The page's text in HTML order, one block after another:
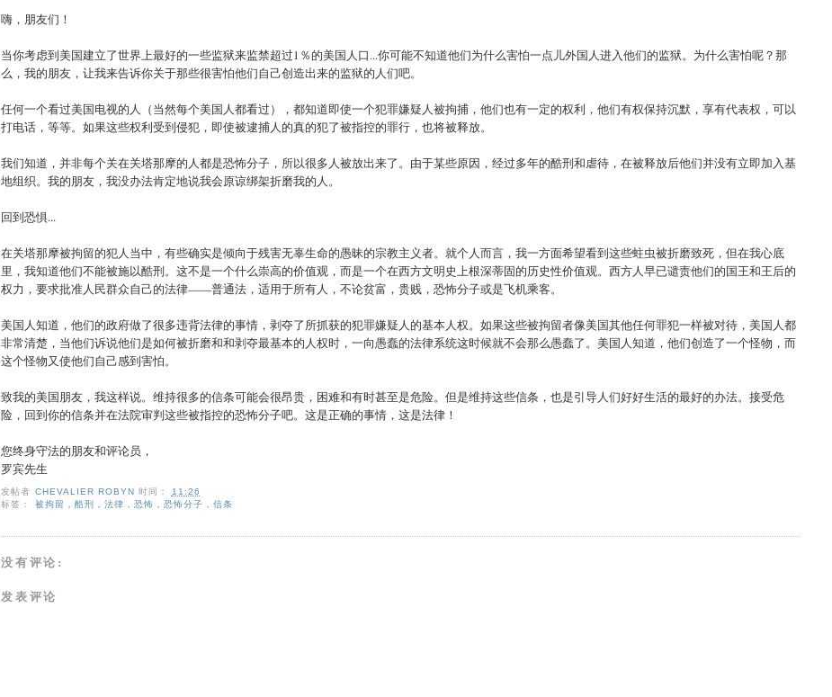
嗨，朋友们！
当你考虑到美国建立了世界上最好的一些监狱来监禁超过1％的美国人口...你可能不知道他们为什么害怕一点儿外国人进入他们的监狱。为什么害怕呢？那
么，我的朋友，让我来告诉你关于那些很害怕他们自己创造出来的监狱的人们吧。
任何一个看过美国电视的人（当然每个美国人都看过），都知道即使一个犯罪嫌疑人被拘捕，他们也有一定的权利，他们有权保持沉默，享有代表权，可以
打电话，等等。如果这些权利受到侵犯，即使被逮捕人的真的犯了被指控的罪行，也将被释放。
我们知道，并非每个关在关塔那摩的人都是恐怖分子，所以很多人被放出来了。由于某些原因，经过多年的酷刑和虐待，在被释放后他们并没有立即加入基
地组织。我的朋友，我没办法肯定地说我会原谅绑架折磨我的人。
回到恐惧...
在关塔那摩被拘留的犯人当中，有些确实是倾向于残害无辜生命的愚昧的宗教主义者。就个人而言，我一方面希望看到这些蛀虫被折磨致死，但在我心底
里，我知道他们不能被施以酷刑。这不是一个什么崇高的价值观，而是一个在西方文明史上根深蒂固的历史性价值观。西方人早已谴责他们的国王和王后的
权力，要求批准人民群众自己的法律——普通法，适用于所有人，不论贫富，贵贱，恐怖分子或是飞机乘客。
美国人知道，他们的政府做了很多违背法律的事情，剥夺了所抓获的犯罪嫌疑人的基本人权。如果这些被拘留者像美国其他任何罪犯一样被对待，美国人都
非常清楚，当他们诉说他们是如何被折磨和和剥夺最基本的人权时，一向愚蠢的法律系统这时候就不会那么愚蠢了。美国人知道，他们创造了一个怪物，而
这个怪物又使他们自己感到害怕。
致我的美国朋友，我这样说。维持很多的信条可能会很昂贵，困难和有时甚至是危险。但是维持这些信条，也是引导人们好好生活的最好的办法。接受危
险，回到你的信条并在法院审判这些被指控的恐怖分子吧。这是正确的事情，这是法律！
您终身守法的朋友和评论员，
罗宾先生
发帖者 CHEVALIER ROBYN 时间： 11:26
标签： 被拘留，酷刑，法律，恐怖，恐怖分子，信条
没有评论:
发表评论